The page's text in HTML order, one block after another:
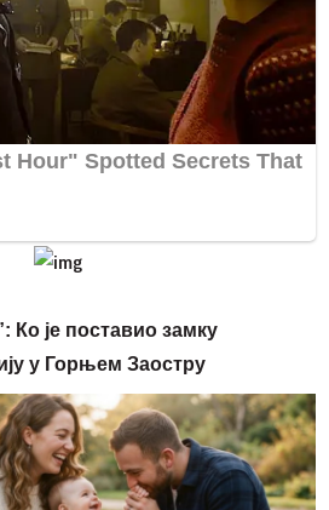
Ко је поставио замку
у Горњем Заостру